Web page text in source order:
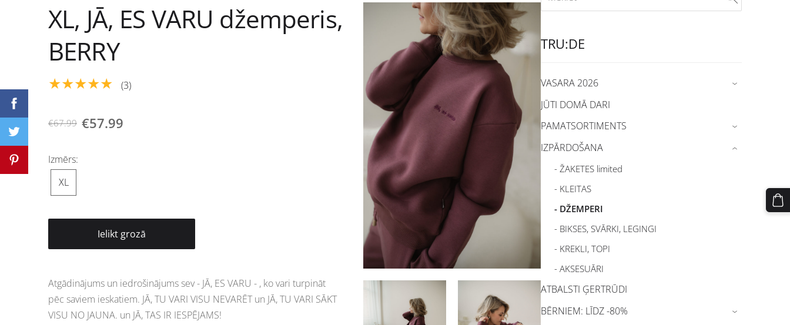
TRU:DE
VASARA 2026 ›
JŪTI DOMĀ DARI
PAMATSORTIMENTS
›
IZPĀRDOŠANA
- ŽAKETES limited
- KLEITAS
- DŽEMPERI
- BIKSES, SVĀRKI, LEGINGI
- KREKLI, TOPI
- AKSESUĀRI
›
ATBALSTI ĢERTRŪDI
BĒRNIEM: LĪDZ -80%
›
XL, JĀ, ES VARU džemperis,
BERRY
★★★★★ (3)
€67.99 €57.99
Izmērs:
XL
Ielikt grozā
Atgādinājums un iedrošinājums sev - JĀ, ES VARU - , ko vari turpināt
pēc saviem ieskatiem. JĀ, TU VARI VISU NEVARĒT un JĀ, TU VARI SĀKT
VISU NO JAUNA. un JĀ, TAS IR IESPĒJAMS!